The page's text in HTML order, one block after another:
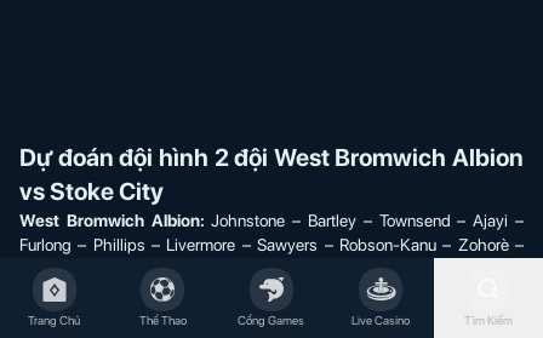
Dự đoán đội hình 2 đội West Bromwich Albion
vs Stoke City
West Bromwich Albion:Johnstone – Bartley – Townsend – Ajayi –
Furlong – Phillips – Livermore – Sawyers – Robson-Kanu – Zohorè –
Stoke City:
Butland – Batth – Martins Indi – Smith – Lindsay – Allen –
McClean – Clucas – Powell – Vokes – Campbell
Trang Chủ Thể Thao Cổng Games Live Casino Tìm Kiếm